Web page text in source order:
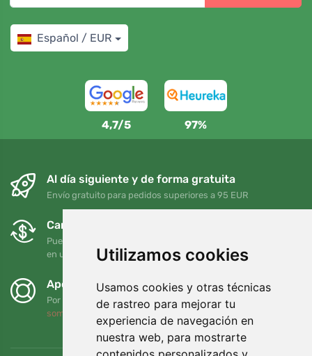
Utilizamos cookies
Usamos cookies y otras técnicas
de rastreo para mejorar tu
experiencia de navegación en
nuestra web, para mostrarte
Español / EUR
4,7/5 97%
Al día siguiente y de forma gratuita
Envío gratuito para pedidos superiores a 95 EUR
Cambios y devoluciones gratuitos
Puede devolver o cambiar su pedido en cualquier momento
en un plazo de 90 días
Apoyamos a Trees.org
Por cada pedido plantamos un árbol. Leer más
somos